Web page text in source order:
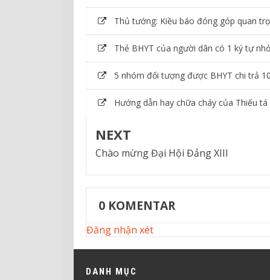
Thủ tướng: Kiều báo đóng góp quan
Thẻ BHYT của người dân có 1 ký tự
5 nhóm đối tượng được BHYT chi trả
Hướng dẫn hay chữa cháy của Thiếu
NEXT
Chào mừng Đại Hội Đảng XIII
0 KOMENTAR
Đăng nhận xét
DANH MỤC